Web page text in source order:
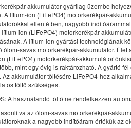
akkumulátor gyárilag üzembe
A lítium-ion (LiFePO4) motorkerékpár-
ellentétben, nagyobb
ion (LiFePO4) motorkerékpár-
A lítium-ion gyártási technológiának
ólom-savas motorkerékpár-akkumulátor.
(LiFePO4) motorkerékpár-akkumulátor
mint egy évig is raktározható. A gyártó
Az akkumulátor töltésére LiFePO4-hez
töltő szükséges.
A használandó töltő ne rendelkezzen
az ólom-savas motorkerékpár-
a nagyobb indítóáram értékük az